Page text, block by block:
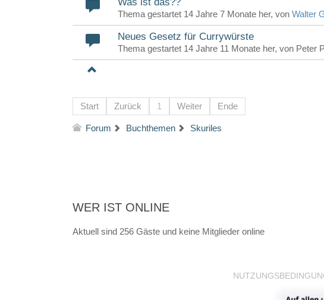
Thema gestartet 14 Jahre 7 Monate her, von Walter
Neues Gesetz für Currywürste
Thema gestartet 14 Jahre 11 Monate her, von Peter
Start Zurück 1 Weiter Ende
Forum Buchthemen Skuriles
WER IST ONLINE
Aktuell sind 256 Gäste und keine Mitglieder online